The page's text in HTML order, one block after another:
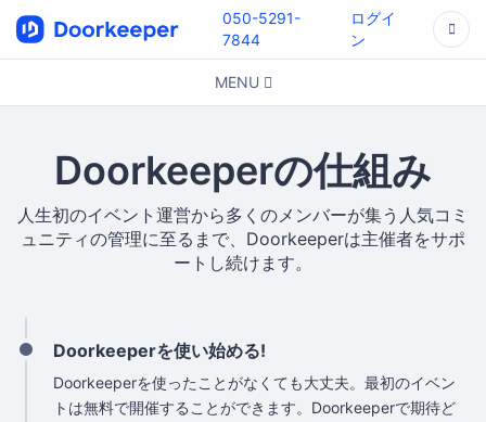
050-5291-
7844
ログイ
ン
MENU
Doorkeeperの仕組み
人生初のイベント運営から多くのメンバーが集う人気コミ
ュニティの管理に至るまで、Doorkeeperは主催者をサポ
ートし続けます。
Doorkeeperを使い始める!
Doorkeeperを使ったことがなくても大丈夫。最初のイベン
トは無料で開催することができます。Doorkeeperで期待ど